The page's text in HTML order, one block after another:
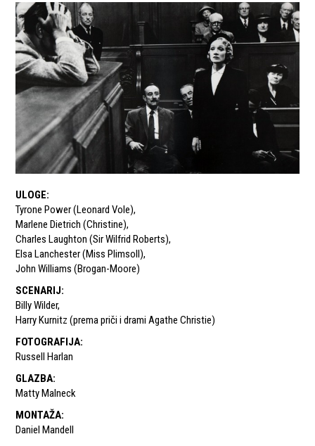
ULOGE:
Tyrone Power (Leonard Vole),
Marlene Dietrich (Christine),
Charles Laughton (Sir Wilfrid Roberts),
Elsa Lanchester (Miss Plimsoll),
John Williams (Brogan-Moore)
SCENARIJ:
Billy Wilder,
Harry Kurnitz (prema priči i drami Agathe Christie)
FOTOGRAFIJA:
Russell Harlan
GLAZBA:
Matty Malneck
MONTAŽA:
Daniel Mandell